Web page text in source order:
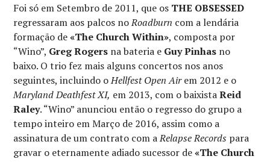
Foi só em Setembro de 2011, que os THE OBSESSED
regressaram aos palcos noRoadburn com a lendária
formação de«The Church Within», composta por
“Wino”, Greg Rogers na bateria e Guy Pinhas no
baixo. O trio fez mais alguns concertos nos anos
seguintes, incluindo oHellfest Open Airem 2012 e o
Maryland Deathfest XI, em 2013, com o baixistaReid
Raley. “Wino” anunciou então o regresso do grupo a
tempo inteiro em Março de 2016, assim como a
assinatura de um contrato com aRelapse Records para
gravar o eternamente adiado sucessor de«The Church